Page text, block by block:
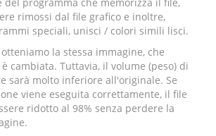
rimossi dal file grafico e inoltre,
speciali, unisci / colori simili lisci.
la stessa immagine, che
cambiata. Tuttavia, il volume (peso) di
sarà molto inferiore all'originale. Se
viene eseguita correttamente, il file
ridotto al 98% senza perdere la